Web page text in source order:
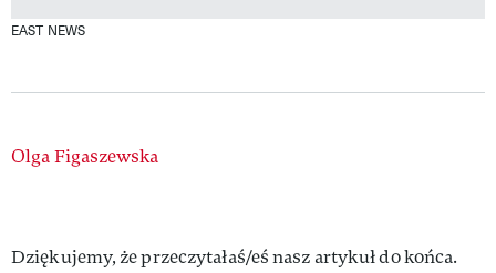
EAST NEWS
Authors
Olga Figaszewska
Dziękujemy, że przeczytałaś/eś nasz artykuł do końca.